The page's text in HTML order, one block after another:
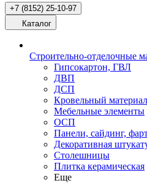
+7 (8152) 25-10-97
Каталог
Строительно-отделочные
Гипсокартон, ГВЛ
ДВП
ДСП
Кровельный материал
Мебельные элементы
ОСП
Панели, сайдинг,
Декоративная
Столешницы
Плитка керамическая
Еще